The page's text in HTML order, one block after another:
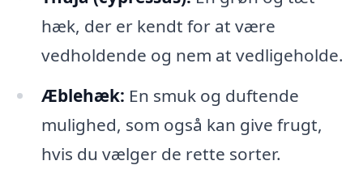
hæk, der er kendt for at være
vedholdende og nem at vedligeholde.
Æblehæk: En smuk og duftende
mulighed, som også kan give frugt,
hvis du vælger de rette sorter.